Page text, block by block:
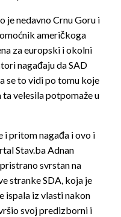
je nedavno Crnu Goru i
američkoga
za europski i okolni
nagađaju da SAD
se to vidi po tomu koje
velesila potpomaže u
i pritom nagađa i ovo i
Stav.ba Adnan
svrstan na
stranke SDA, koja je
ispala iz vlasti nakon
svoj predizborni i